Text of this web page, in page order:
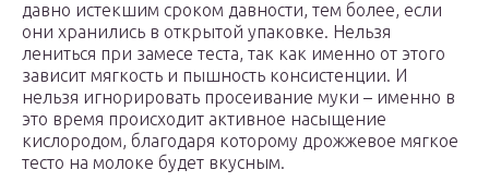
давно истекшим сроком давности, тем более, если
они хранились в открытой упаковке. Нельзя
лениться при замесе теста, так как именно от этого
зависит мягкость и пышность консистенции. И
нельзя игнорировать просеивание муки – именно в
это время происходит активное насыщение
кислородом, благодаря которому дрожжевое мягкое
тесто на молоке будет вкусным.